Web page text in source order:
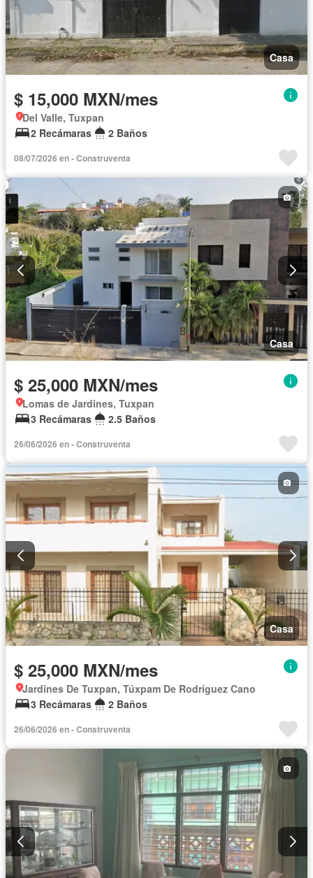
Casa
$ 15,000 MXN/mes
Del Valle, Tuxpan
2 Recámaras
2 Baños
08/07/2026 en - Construventa
Casa
$ 25,000 MXN/mes
Lomas de Jardines, Tuxpan
3 Recámaras
2.5 Baños
26/06/2026 en - Construventa
Casa
$ 25,000 MXN/mes
Jardines De Tuxpan, Túxpam De Rodríguez Cano
3 Recámaras
2 Baños
26/06/2026 en - Construventa